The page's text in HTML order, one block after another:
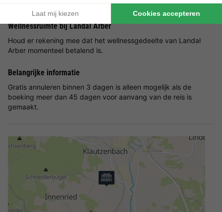
Goed omte weten
Wellnessruimte bij Landal Arber
Houd er rekening mee dat het wellnessgedeelte van Landal
Arber momenteel betalend is.
Belangrijke informatie
Gratis annuleren binnen 3 dagen is alleen mogelijk als de
boeking meer dan 45 dagen voor aanvang van de reis is
gemaakt.